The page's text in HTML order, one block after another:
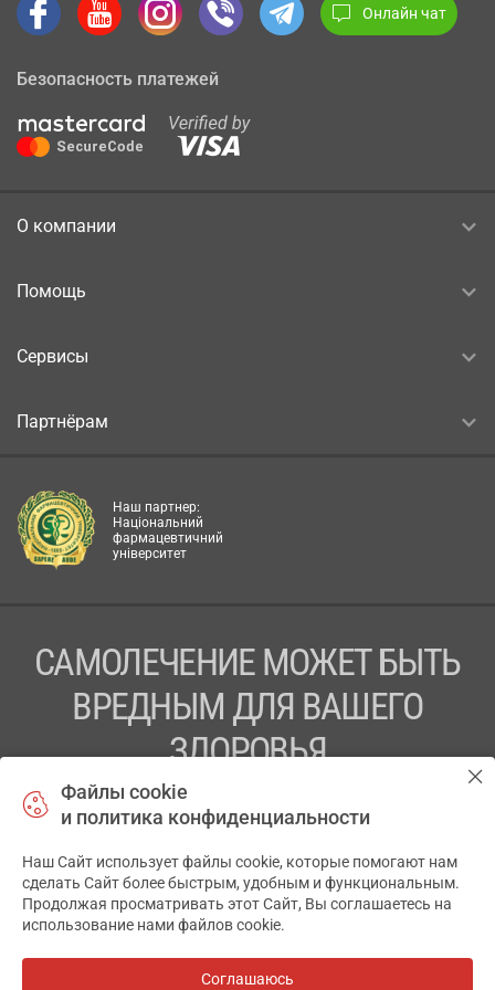
Онлайн чат
Безопасность платежей
О компании
Помощь
Сервисы
Партнёрам
Наш партнер:
Національний
фармацевтичний
університет
САМОЛЕЧЕНИЕ МОЖЕТ БЫТЬ
ВРЕДНЫМ ДЛЯ ВАШЕГО
ЗДОРОВЬЯ
ПЕРЕД ПРИМЕНЕНИЕМ ПРЕПАРАТА
ПРОКОНСУЛЬТИРУЙТЕСЬ С ВРАЧОМ
ТОВ «АПТЕКА 911.ЮА» Код ЄДРПОУ 43631965.
Отказ от ответственности
АПТЕКА911.ЮА
Файлы cookie
и политика конфиденциальности
Наш Сайт использует файлы cookie, которые помогают нам
сделать Сайт более быстрым, удобным и функциональным.
Продолжая просматривать этот Сайт, Вы соглашаетесь на
использование нами файлов cookie.
Соглашаюсь
✕